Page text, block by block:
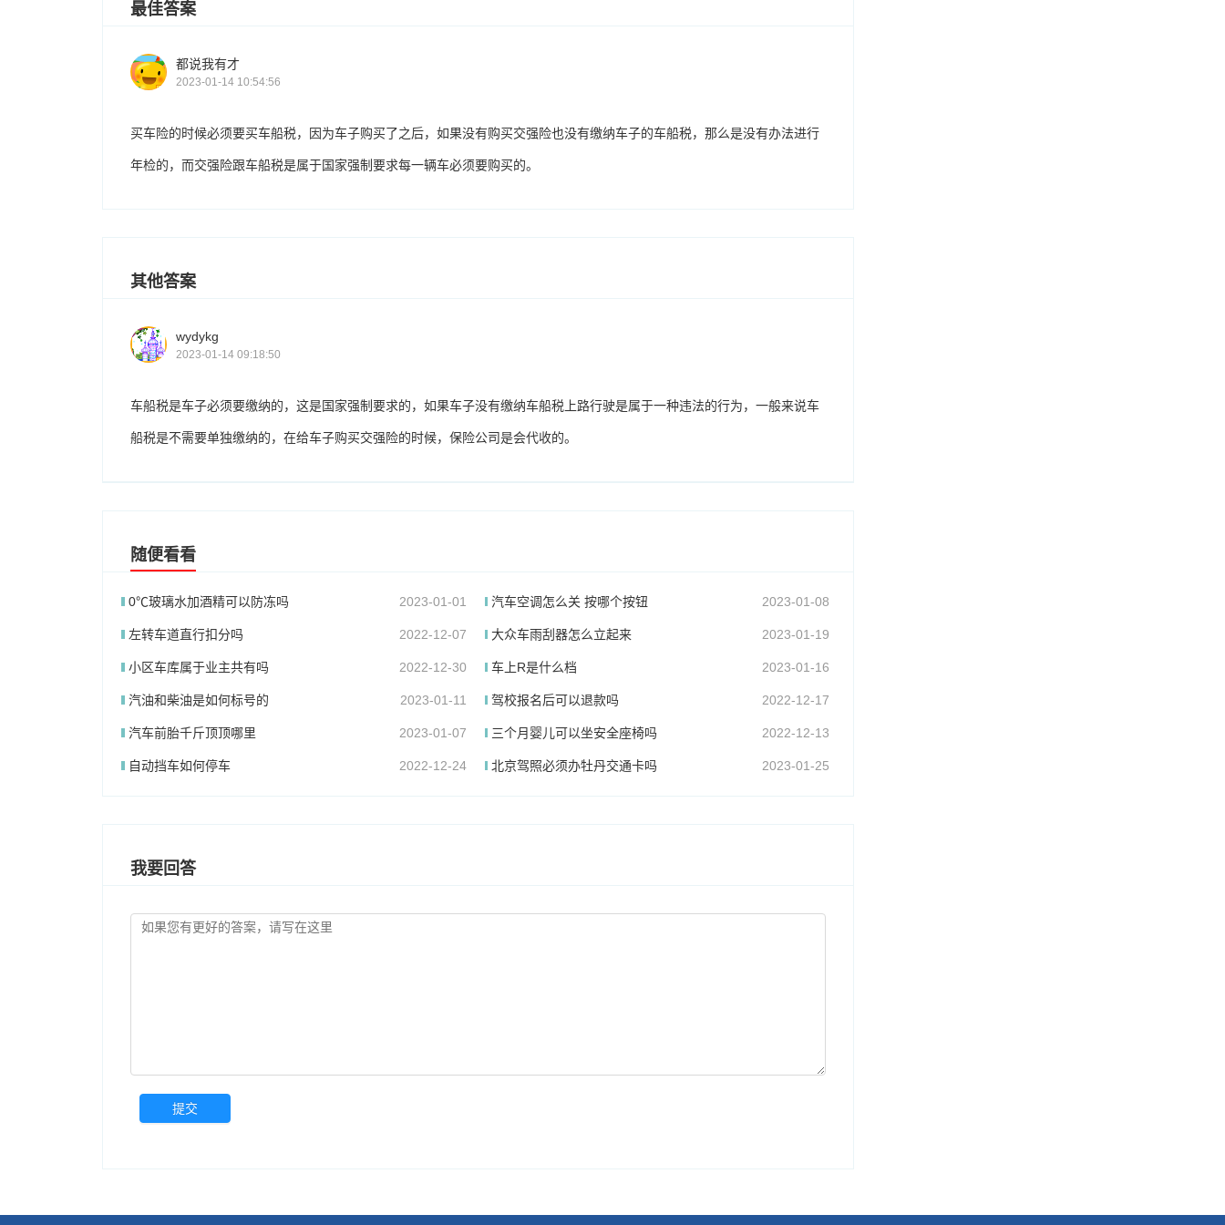
最佳答案
都说我有才
2023-01-14 10:54:56
买车险的时候必须要买车船税，因为车子购买了之后，如果没有购买交强险也没有缴纳车子的车船税，那么是没有办法进行
年检的，而交强险跟车船税是属于国家强制要求每一辆车必须要购买的。
其他答案
wydykg
2023-01-14 09:18:50
车船税是车子必须要缴纳的，这是国家强制要求的，如果车子没有缴纳车船税上路行驶是属于一种违法的行为，一般来说车
船税是不需要单独缴纳的，在给车子购买交强险的时候，保险公司是会代收的。
随便看看
0℃玻璃水加酒精可以防冻吗 2023-01-01 汽车空调怎么关 按哪个按钮 2023-01-08
左转车道直行扣分吗 2022-12-07 大众车雨刮器怎么立起来 2023-01-19
小区车库属于业主共有吗 2022-12-30 车上R是什么档 2023-01-16
汽油和柴油是如何标号的 2023-01-11 驾校报名后可以退款吗 2022-12-17
汽车前胎千斤顶顶哪里 2023-01-07 三个月婴儿可以坐安全座椅吗 2022-12-13
自动挡车如何停车 2022-12-24 北京驾照必须办牡丹交通卡吗 2023-01-25
我要回答
提交